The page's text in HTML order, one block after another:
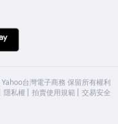
Yahoo台灣電子商務 保留所有權利
隱私權 拍賣使用規範 交易安全